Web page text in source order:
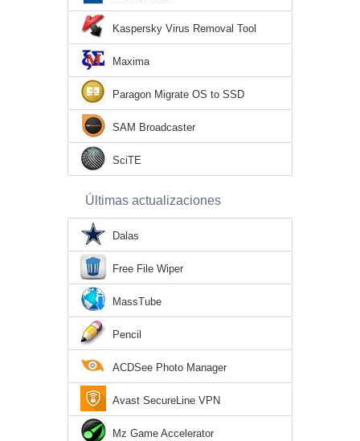
Kaspersky Virus Removal Tool
Maxima
Paragon Migrate OS to SSD
SAM Broadcaster
SciTE
Últimas actualizaciones
Dalas
Free File Wiper
MassTube
Pencil
ACDSee Photo Manager
Avast SecureLine VPN
Mz Game Accelerator